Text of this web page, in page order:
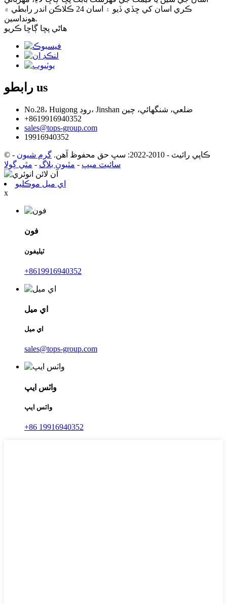
ڪري اسان کي ڇڏي ڏيو ۽ اسان 24 ڪلاڪن اندر رابطي ۾
هونداسين.
هاڻي پڇا ڳاڇا ڪريو
رابطو us
No.28، Huigong روڊ، Jinshan ضلعي، شنگھائي، چين
+8619916940352
sales@tops-group.com
19916940352
© ڪاپي رائيٽ - 2010-2022: سڀ حق محفوظ آهن. گرم شيون -
سائيٽ ميپ - مٿيون بلاگ - مٿي ڳولا
اي ميل موڪليو
x
فون
ٽيليفون
+8619916940352
اي ميل
اي ميل
sales@tops-group.com
واٽس ايپ
واٽس ايپ
+86 19916940352